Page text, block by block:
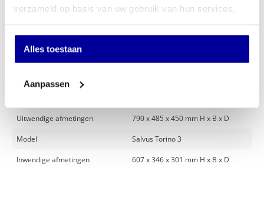
verzameld op basis van uw gebruik van hun services.
Alles toestaan
Aanpassen
Antracietgrijs (RAL 7016)
Slot Elektronisch cijferslot
Uitwendige afmetingen 790 x 485 x 450 mm H x B x D
Model Salvus Torino 3
Inwendige afmetingen 607 x 346 x 301 mm H x B x D